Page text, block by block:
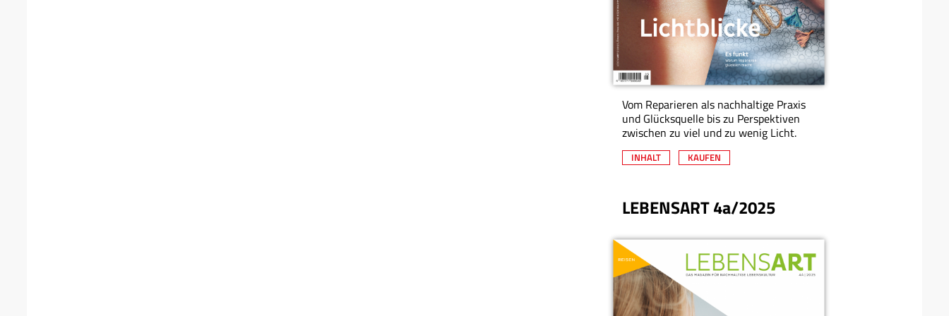
Vom Reparieren als nachhaltige Praxis
und Glücksquelle bis zu Perspektiven
zwischen zu viel und zu wenig Licht.
INHALT KAUFEN
LEBENSART 4a/2025